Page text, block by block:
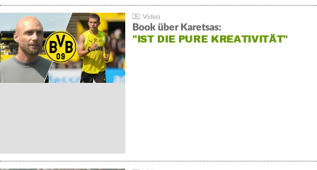
Book über Karetsas:
"IST DIE PURE KREATIVITÄT"